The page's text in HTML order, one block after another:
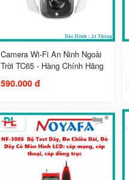
Camera Wi-Fi An Ninh Ngoài
Trời TC65 - Hàng Chính Hãng
590.000 đ